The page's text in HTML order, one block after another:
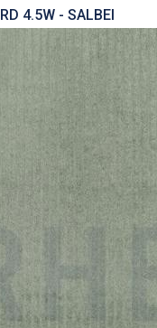
4.5W - SALBEI